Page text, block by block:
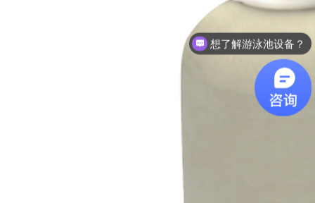
想了解游泳池设备？